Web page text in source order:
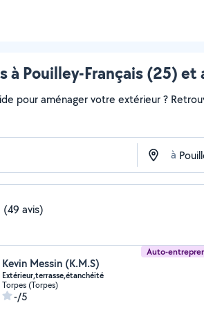
à Pouilley-Français (25)
pour aménager votre extérieur ?
à
(49 avis)
Auto-
Kevin Messin (K.M.S)
Extérieur,terrasse,étanchéité
Torpes (Torpes)
-/5